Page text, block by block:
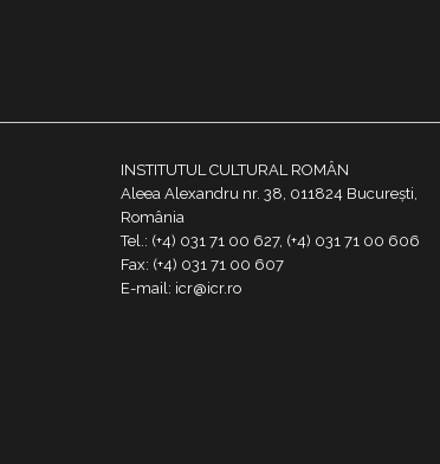
INSTITUTUL CULTURAL ROMÂN
Aleea Alexandru nr. 38, 011824 București,
România
Tel.: (+4) 031 71 00 627, (+4) 031 71 00 606
Fax: (+4) 031 71 00 607
E-mail: icr@icr.ro